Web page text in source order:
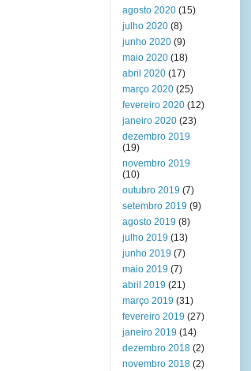
agosto 2020 (15)
julho 2020 (8)
junho 2020 (9)
maio 2020 (18)
abril 2020 (17)
março 2020 (25)
fevereiro 2020 (12)
janeiro 2020 (23)
dezembro 2019
(19)
novembro 2019
(10)
outubro 2019 (7)
setembro 2019 (9)
agosto 2019 (8)
julho 2019 (13)
junho 2019 (7)
maio 2019 (7)
abril 2019 (21)
março 2019 (31)
fevereiro 2019 (27)
janeiro 2019 (14)
dezembro 2018 (2)
novembro 2018 (2)